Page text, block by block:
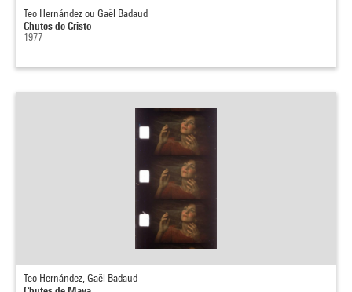
Teo Hernández ou Gaël Badaud
Chutes de Cristo
1977
Teo Hernández, Gaël Badaud